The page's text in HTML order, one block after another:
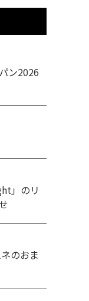
ン2026
」のリ
のおま